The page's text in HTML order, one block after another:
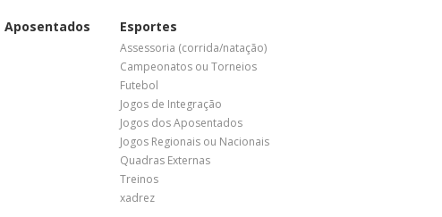
Aposentados Esportes
Assessoria (corrida/natação)
Campeonatos ou Torneios
Futebol
Jogos de Integração
Jogos dos Aposentados
Jogos Regionais ou Nacionais
Quadras Externas
Treinos
xadrez